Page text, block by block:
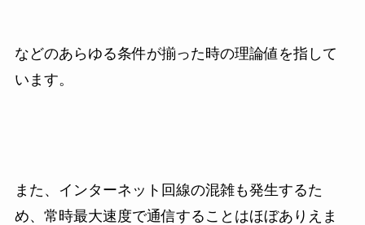
などのあらゆる条件が揃った時の理論値を指して
います。
また、インターネット回線の混雑も発生するた
め、常時最大速度で通信することはほぼありえま